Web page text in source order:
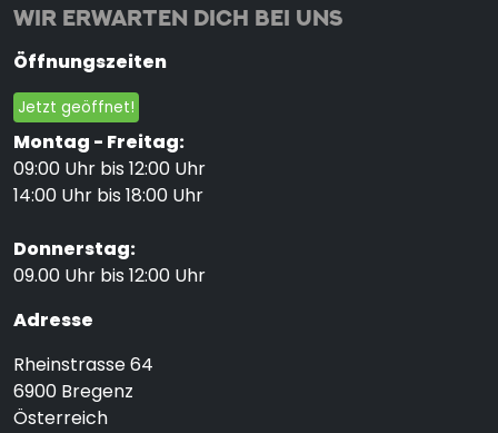
WIR ERWARTEN DICH BEI UNS
Öffnungszeiten
Jetzt geöffnet!
Montag - Freitag:
09:00 Uhr bis 12:00 Uhr
14:00 Uhr bis 18:00 Uhr
Donnerstag:
09.00 Uhr bis 12:00 Uhr
Adresse
Rheinstrasse 64
6900 Bregenz
Österreich